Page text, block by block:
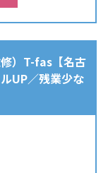
）T-fas【名古
UP／残業少な